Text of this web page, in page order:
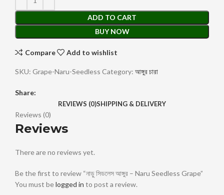
ADD TO CART
BUY NOW
Compare Add to wishlist
SKU: Grape-Naru-Seedless Category: আঙ্গুর চারা
Share:
REVIEWS (0)SHIPPING & DELIVERY
Reviews (0)
Reviews
There are no reviews yet.
Be the first to review “নাড়ু সিডলেস আঙ্গুর – Naru Seedless Grape”
You must belogged in to post a review.